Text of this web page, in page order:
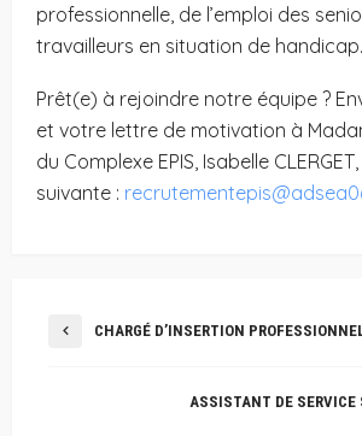
professionnelle, de l’emploi des
travailleurs en situation de handicap.
Prêt(e) à rejoindre notre équipe ?
et votre lettre de motivation à
du Complexe EPIS, Isabelle
suivante :
CHARGÉ D’INSERTION
ASSISTANT DE SERVICE